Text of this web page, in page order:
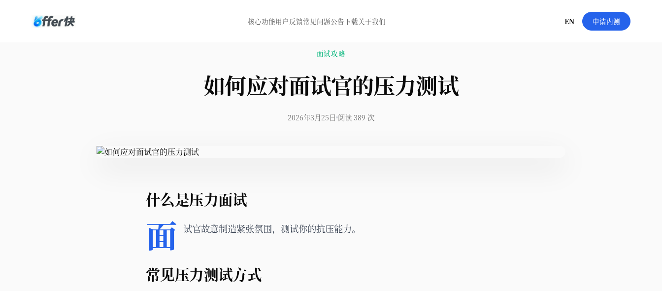
核心功能用户反馈常见问题公告下载关于我们 EN 申请内测
面试攻略
如何应对面试官的压力测试
2026年3月25日 阅读 389 次
什么是压力面试
面 试官故意制造紧张氛围，测试你的抗压能力。
常见压力测试方式